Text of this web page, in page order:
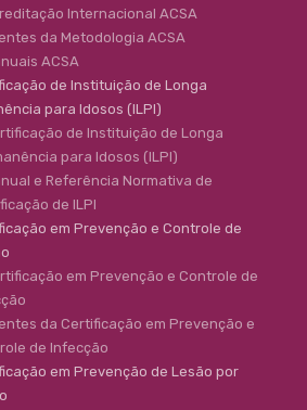
Internacional ACSA
da Metodologia ACSA
ACSA
de Instituição de Longa
para Idosos (ILPI)
de Instituição de Longa
para Idosos (ILPI)
e Referência Normativa de
de ILPI
em Prevenção e Controle de
em Prevenção e Controle de
da Certificação em Prevenção e
de Infecção
em Prevenção de Lesão por